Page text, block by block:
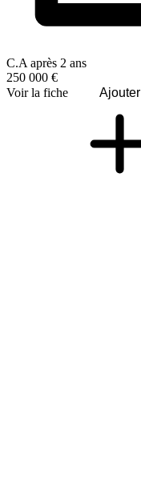
C.A après 2 ans
250 000 €
Voir la fiche
Ajouter